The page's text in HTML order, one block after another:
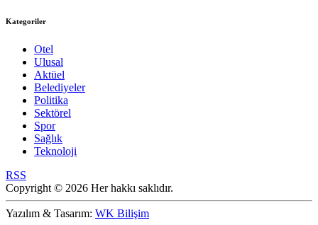
Kategoriler
Otel
Ulusal
Aktüel
Belediyeler
Politika
Sektörel
Spor
Sağlık
Teknoloji
RSS
Copyright © 2026 Her hakkı saklıdır.
Yazılım & Tasarım: WK Bilişim